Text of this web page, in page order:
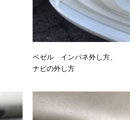
ベゼル インパネ外し方、
ナビの外し方